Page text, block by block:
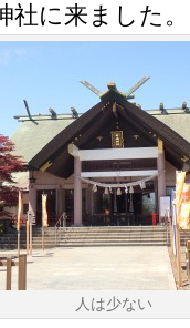
社に来ました。
人は少ない